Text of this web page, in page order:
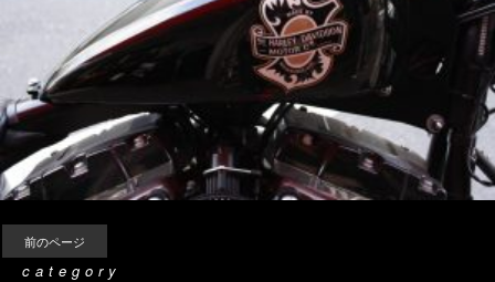
前のページ
category